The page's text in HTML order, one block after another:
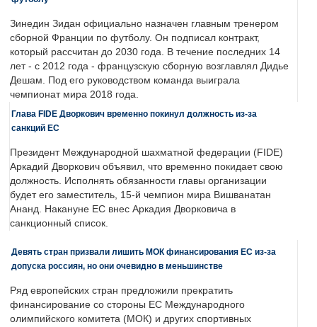
Зинедин Зидан официально назначен главным тренером
сборной Франции по футболу. Он подписал контракт,
который рассчитан до 2030 года. В течение последних 14
лет - с 2012 года - французскую сборную возглавлял Дидье
Дешам. Под его руководством команда выиграла
чемпионат мира 2018 года.
Глава FIDE Дворкович временно покинул должность из-за
санкций ЕС
Президент Международной шахматной федерации (FIDE)
Аркадий Дворкович объявил, что временно покидает свою
должность. Исполнять обязанности главы организации
будет его заместитель, 15-й чемпион мира Вишванатан
Ананд. Накануне ЕС внес Аркадия Дворковича в
санкционный список.
Девять стран призвали лишить МОК финансирования ЕС из-за
допуска россиян, но они очевидно в меньшинстве
Ряд европейских стран предложили прекратить
финансирование со стороны ЕС Международного
олимпийского комитета (МОК) и других спортивных